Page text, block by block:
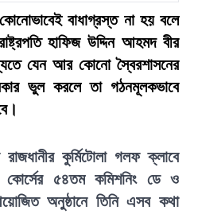
কোনোভাবেই বাধাগ্রস্ত না হয় বলে
হাফিজ উদ্দিন আহমদ বীর
যেন আর কোনো স্বৈরশাসনের
ভুল করলে তা গঠনমূলকভাবে
কুর্মিটোলা গলফ ক্লাবে
কোর্সের ৫৪তম কমিশনিং ডে ও
অনুষ্ঠানে তিনি এসব কথা